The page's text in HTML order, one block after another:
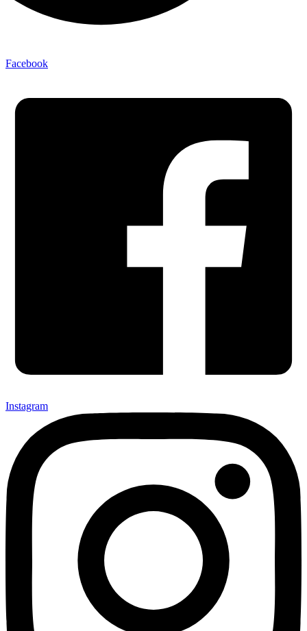
Facebook
Instagram